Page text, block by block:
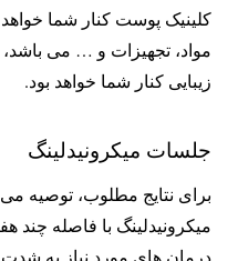
کلینیک پوست کنار شما
مواد، تجهیزات و … می باشد،
زیبایی کنار شما خواهد بود.
جلسات میکرونیدلینگ
برای نتایج مطلوب،
میکرونیدلینگ با فاصله چند
درمان های مورد نیاز به